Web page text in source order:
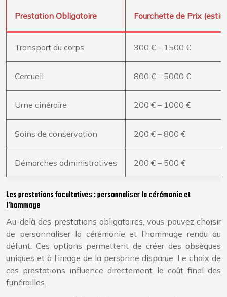
Prestation Obligatoire Fourchette de Prix
Transport du corps 300 € – 1500 €
Cercueil 800 € – 5000 €
Urne cinéraire 200 € – 1000 €
Soins de conservation 200 € – 800 €
Démarches administratives 200 € – 500 €
Les prestations facultatives : personnaliser la cérémonie et
l’hommage
Au-delà des prestations obligatoires, vous pouvez choisir
de personnaliser la cérémonie et l’hommage rendu au
défunt. Ces options permettent de créer des obsèques
uniques et à l’image de la personne disparue. Le choix de
ces prestations influence directement le coût final des
funérailles.